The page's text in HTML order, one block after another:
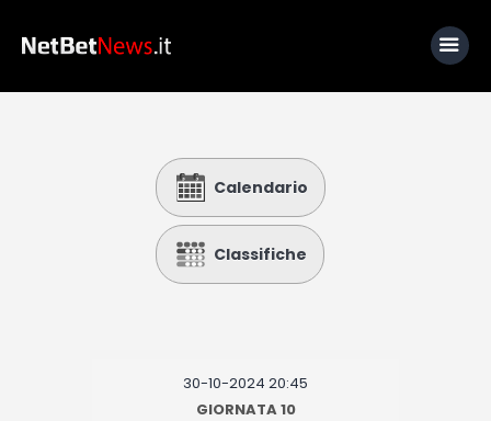
Calcio
Basket
Fantacalcio
Calendario
Classifiche
30-10-2024 20:45
GIORNATA 10